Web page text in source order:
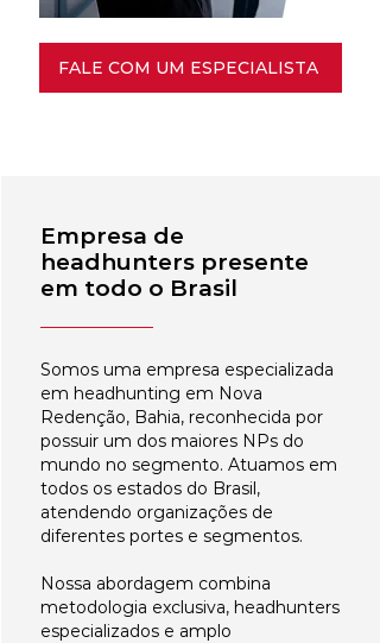
FALE COM UM ESPECIALISTA
Empresa de
headhunters presente
em todo o Brasil
Somos uma empresa especializada
em headhunting em Nova
Redenção, Bahia, reconhecida por
possuir um dos maiores NPs do
mundo no segmento. Atuamos em
todos os estados do Brasil,
atendendo organizações de
diferentes portes e segmentos.
Nossa abordagem combina
metodologia exclusiva, headhunters
especializados e amplo